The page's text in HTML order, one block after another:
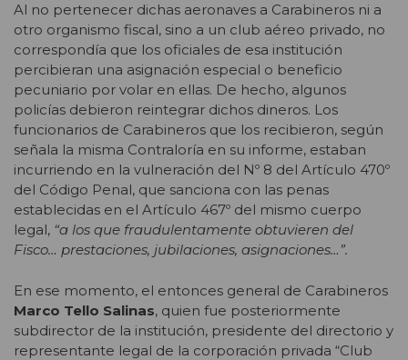
Al no pertenecer dichas aeronaves a Carabineros ni a
otro organismo fiscal, sino a un club aéreo privado, no
correspondía que los oficiales de esa institución
percibieran una asignación especial o beneficio
pecuniario por volar en ellas. De hecho, algunos
policías debieron reintegrar dichos dineros. Los
funcionarios de Carabineros que los recibieron, según
señala la misma Contraloría en su informe, estaban
incurriendo en la vulneración del Nº 8 del Artículo 470º
del Código Penal, que sanciona con las penas
establecidas en el Artículo 467º del mismo cuerpo
legal, “a los que fraudulentamente obtuvieren del
Fisco… prestaciones, jubilaciones, asignaciones…”.
En ese momento, el entonces general de Carabineros
Marco Tello Salinas, quien fue posteriormente
subdirector de la institución, presidente del directorio y
representante legal de la corporación privada “Club